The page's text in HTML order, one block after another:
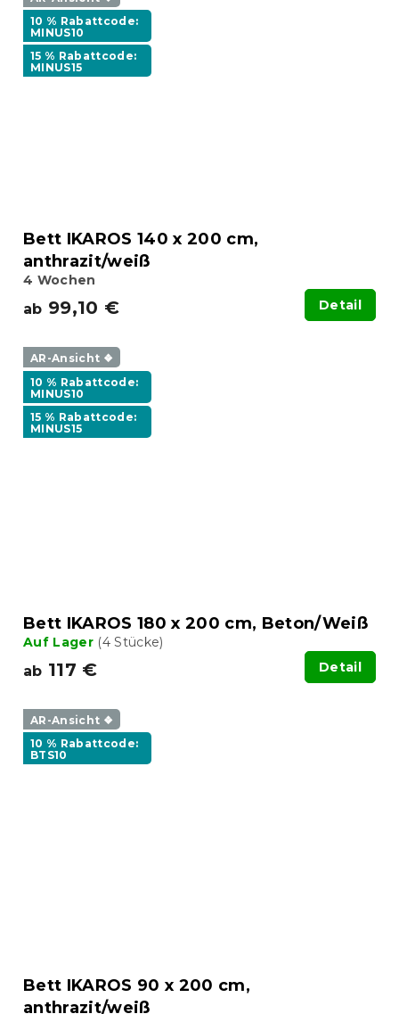
10 % Rabattcode:
MINUS10
15 % Rabattcode:
MINUS15
Bett IKAROS 140 x 200 cm,
anthrazit/weiß
4 Wochen
ab 99,10 € Detail
AR-Ansicht ❖
10 % Rabattcode:
MINUS10
15 % Rabattcode:
MINUS15
Bett IKAROS 180 x 200 cm, Beton/Weiß
Auf Lager (4 Stücke)
ab 117 € Detail
AR-Ansicht ❖
10 % Rabattcode:
BTS10
Bett IKAROS 90 x 200 cm,
anthrazit/weiß